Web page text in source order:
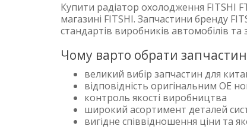
Купити радіатор охолодження FITSHI
магазині FITSHI. Запчастини бренду
стандартів виробників автомобілів
Чому варто обрати
великий вибір запчастин для
відповідність оригінальним OE
контроль якості виробництва
широкий асортимент деталей
вигідне співвідношення ціни та